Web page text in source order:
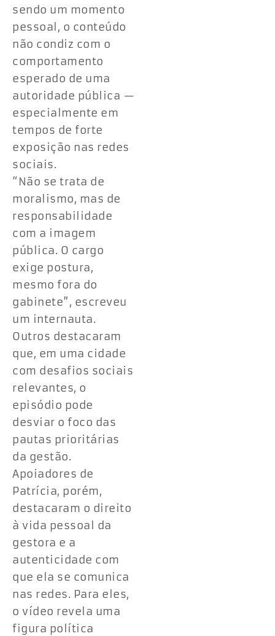
sendo um momento
pessoal, o conteúdo
não condiz com o
comportamento
esperado de uma
autoridade pública —
especialmente em
tempos de forte
exposição nas redes
sociais.
“Não se trata de
moralismo, mas de
responsabilidade
com a imagem
pública. O cargo
exige postura,
mesmo fora do
gabinete”, escreveu
um internauta.
Outros destacaram
que, em uma cidade
com desafios sociais
relevantes, o
episódio pode
desviar o foco das
pautas prioritárias
da gestão.
Apoiadores de
Patrícia, porém,
destacaram o direito
à vida pessoal da
gestora e a
autenticidade com
que ela se comunica
nas redes. Para eles,
o vídeo revela uma
figura política